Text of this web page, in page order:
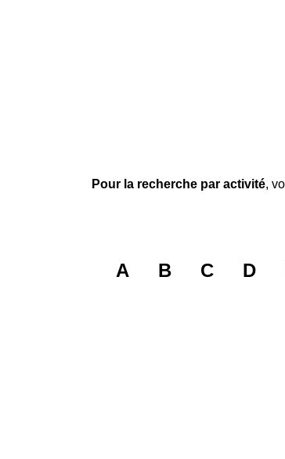
Pour la recherche par activité,
A B C D